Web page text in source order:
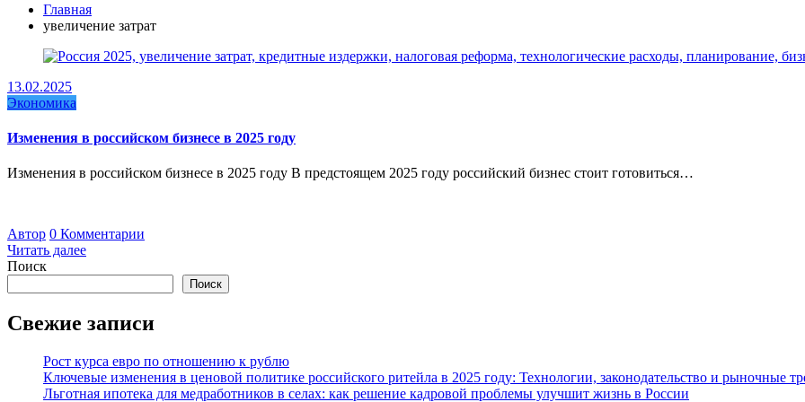
Главная
увеличение затрат
13.02.2025
Экономика
Изменения в российском бизнесе в 2025 году
Изменения в российском бизнесе в 2025 году В предстоящем 2025 году российский бизнес стоит готовиться…
Автор 0 Комментарии
Читать далее
Поиск
Поиск
Свежие записи
Рост курса евро по отношению к рублю
Ключевые изменения в ценовой политике российского ритейла в 2025 году: Технологии, законодательство и рыночные
Льготная ипотека для медработников в селах: как решение кадровой проблемы улучшит жизнь в России